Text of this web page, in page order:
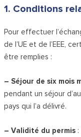
1. Conditions
Pour effectuer
de l’UE et de l’EEE,
être remplies :
– Séjour de six mois
pendant un séjour
pays qui l’a délivré.
– Validité du permis